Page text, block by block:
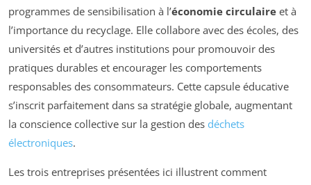
programmes de sensibilisation à l’économie circulaire et à
l’importance du recyclage. Elle collabore avec des écoles, des
universités et d’autres institutions pour promouvoir des
pratiques durables et encourager les comportements
responsables des consommateurs. Cette capsule éducative
s’inscrit parfaitement dans sa stratégie globale, augmentant
la conscience collective sur la gestion des déchets
électroniques.
Les trois entreprises présentées ici illustrent comment